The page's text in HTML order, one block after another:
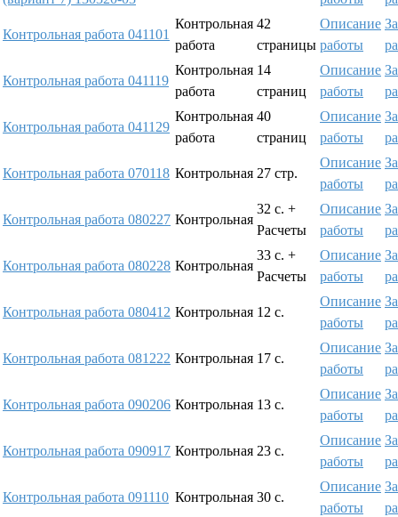
Контрольная работа 041101
Контрольная
работа
42
страницы
Описание
работы
Контрольная работа 041119
Контрольная
работа
14
страниц
Описание
работы
Контрольная работа 041129
Контрольная
работа
40
страниц
Описание
работы
Контрольная работа 070118 Контрольная 27 стр.
Описание
работы
Контрольная работа 080227 Контрольная
32 с. +
Расчеты
Описание
работы
Контрольная работа 080228 Контрольная
33 с. +
Расчеты
Описание
работы
Контрольная работа 080412 Контрольная 12 с.
Описание
работы
Контрольная работа 081222 Контрольная 17 с.
Описание
работы
Контрольная работа 090206 Контрольная 13 с.
Описание
работы
Контрольная работа 090917 Контрольная 23 с.
Описание
работы
Контрольная работа 091110 Контрольная 30 с.
Описание
работы